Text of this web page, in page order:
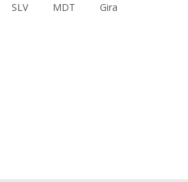
SLV MDT Gira